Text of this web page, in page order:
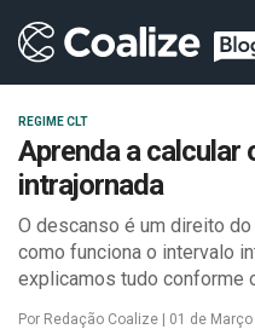
REGIME CLT
Aprenda a calcular
intrajornada
O descanso é um direito
como funciona o intervalo
explicamos tudo conforme
Por Redação Coalize | 01 de Março